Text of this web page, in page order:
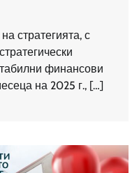
стратегията, с
финансови
на 2025 г., […]